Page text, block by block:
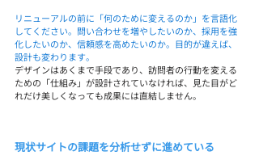
リニューアルの前に「何のために変えるのか」を言語化
してください。問い合わせを増やしたいのか、採用を強
化したいのか、信頼感を高めたいのか。目的が違えば、
設計も変わります。
デザインはあくまで手段であり、訪問者の行動を変える
ための「仕組み」が設計されていなければ、見た目がど
れだけ美しくなっても成果には直結しません。
現状サイトの課題を分析せずに進めている